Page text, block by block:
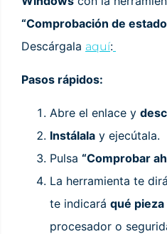
“Comprobación de estado
Descárgala aquí:
Pasos rápidos:
Abre el enlace y
Instálala y ejecútala.
Pulsa “Comprobar
La herramienta te
te indicará qué pieza
procesador o